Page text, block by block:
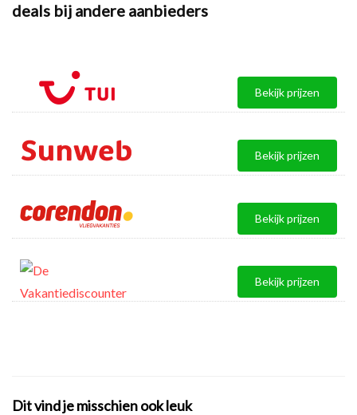
deals bij andere aanbieders
Bekijk prijzen
Bekijk prijzen
Bekijk prijzen
Bekijk prijzen
Dit vind je misschien ook leuk